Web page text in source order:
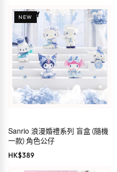
NEW
Sanrio 浪漫婚禮系列 盲盒（隨機
一款）角色公仔
HK$389